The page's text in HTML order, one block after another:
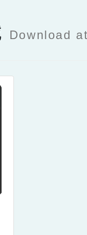
Download